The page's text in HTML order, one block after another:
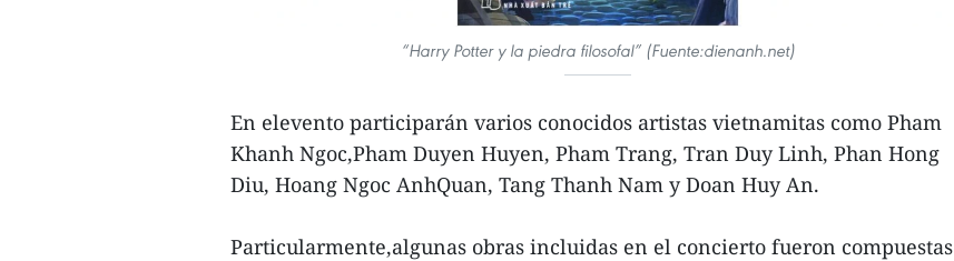
“Harry Potter y la piedra filosofal” (Fuente:dienanh.net)
En elevento participarán varios conocidos artistas vietnamitas como Pham
Khanh Ngoc,Pham Duyen Huyen, Pham Trang, Tran Duy Linh, Phan Hong
Diu, Hoang Ngoc AnhQuan, Tang Thanh Nam y Doan Huy An.
Particularmente,algunas obras incluidas en el concierto fueron compuestas